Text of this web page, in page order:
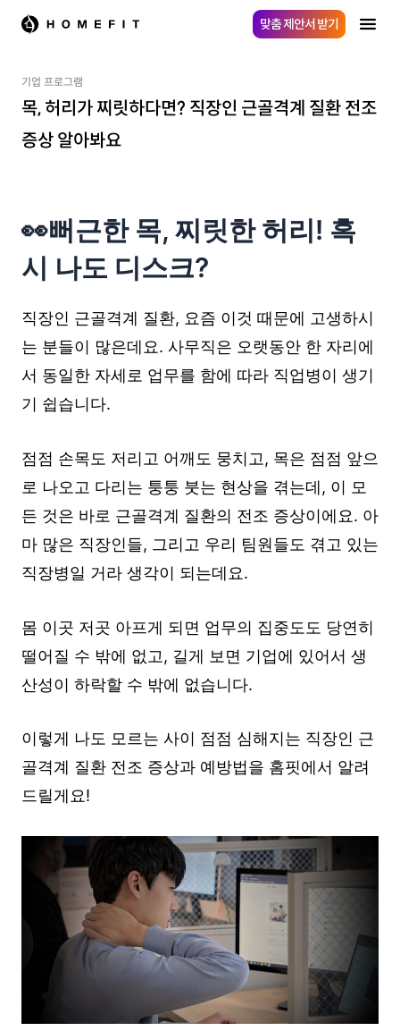
맞춤 제안서 받기
기업 프로그램
목, 허리가 찌릿하다면? 직장인 근골격계 질환 전조
증상 알아봐요
👀뻐근한 목, 찌릿한 허리! 혹
시 나도 디스크?
직장인 근골격계 질환, 요즘 이것 때문에 고생하시
는 분들이 많은데요. 사무직은 오랫동안 한 자리에
서 동일한 자세로 업무를 함에 따라 직업병이 생기
기 쉽습니다.
점점 손목도 저리고 어깨도 뭉치고, 목은 점점 앞으
로 나오고 다리는 퉁퉁 붓는 현상을 겪는데, 이 모
든 것은 바로 근골격계 질환의 전조 증상이에요. 아
마 많은 직장인들, 그리고 우리 팀원들도 겪고 있는
직장병일 거라 생각이 되는데요.
몸 이곳 저곳 아프게 되면 업무의 집중도도 당연히
떨어질 수 밖에 없고, 길게 보면 기업에 있어서 생
산성이 하락할 수 밖에 없습니다.
이렇게 나도 모르는 사이 점점 심해지는 직장인 근
골격계 질환 전조 증상과 예방법을 홈핏에서 알려
드릴게요!